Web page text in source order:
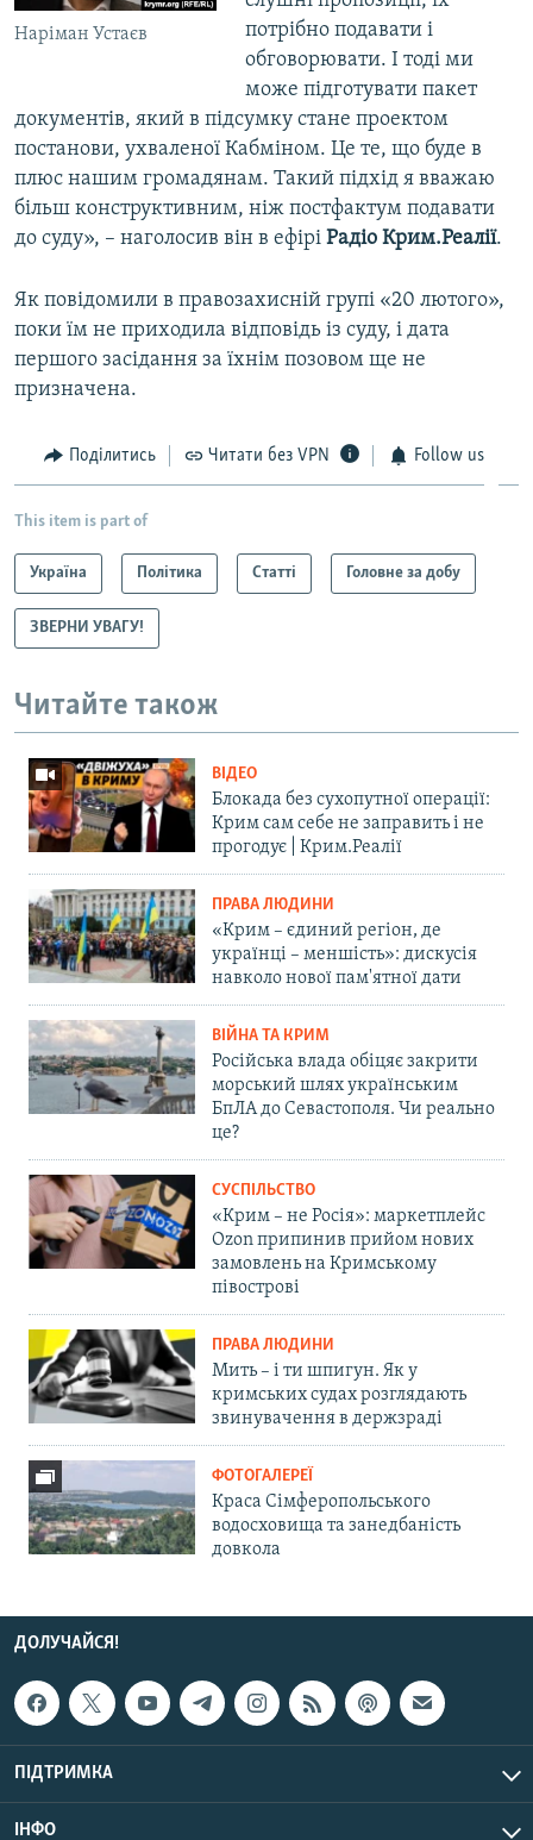
Наріман Устаєв
потрібно подавати і
обговорювати. І тоді ми
може підготувати пакет
документів, який в підсумку стане проектом
постанови, ухваленої Кабміном. Це те, що буде в
плюс нашим громадянам. Такий підхід я вважаю
більш конструктивним, ніж постфактум подавати
до суду», – наголосив він в ефірі Радіо Крим.Реалії.
Як повідомили в правозахисній групі «20 лютого»,
поки їм не приходила відповідь із суду, і дата
першого засідання за їхнім позовом ще не
призначена.
Поділитись Читати без VPN Follow us
This item is part of
Україна Політика Статті Головне за добу
ЗВЕРНИ УВАГУ!
Читайте також
ВІДЕО
Блокада без сухопутної операції:
Крим сам себе не заправить і не
прогодує | Крим.Реалії
ПРАВА ЛЮДИНИ
«Крим – єдиний регіон, де
українці – меншість»: дискусія
навколо нової пам'ятної дати
ВІЙНА ТА КРИМ
Російська влада обіцяє закрити
морський шлях українським
БпЛА до Севастополя. Чи реально
це?
СУСПІЛЬСТВО
«Крим – не Росія»: маркетплейс
Ozon припинив прийом нових
замовлень на Кримському
півострові
ПРАВА ЛЮДИНИ
Мить – і ти шпигун. Як у
кримських судах розглядають
звинувачення в держзраді
ФОТОГАЛЕРЕЇ
Краса Сімферопольського
водосховища та занедбаність
довкола
ДОЛУЧАЙСЯ!
ПІДТРИМКА
ІНФО